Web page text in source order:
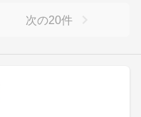
次の20件